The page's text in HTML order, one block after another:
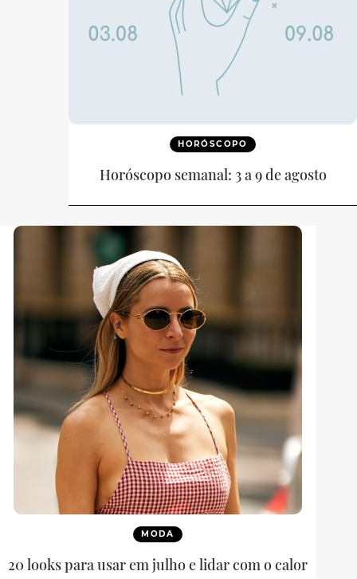
HORÓSCOPO
Horóscopo semanal: 3 a 9 de agosto
MODA
20 looks para usar em julho e lidar com o calor